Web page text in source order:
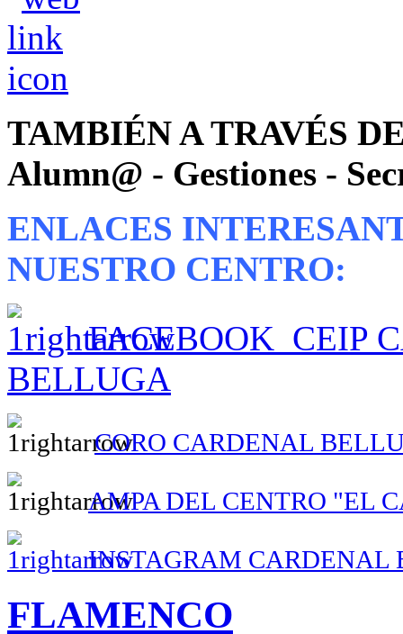
TAMBIÉN A TRAVÉS
Alumn@ - Gestiones -
ENLACES
NUESTRO CENTRO:
FACEBOOK CEIP
BELLUGA
CORO CARDENAL
AMPA DEL CENTRO "EL
INSTAGRAM CARDENAL
FLAMENCO